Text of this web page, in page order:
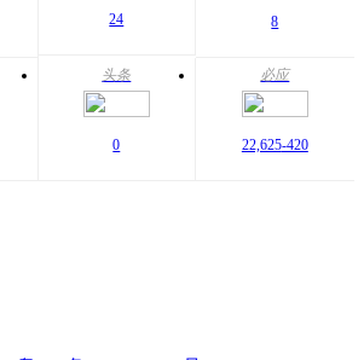
24 8
头条
0
必应
22,625-420